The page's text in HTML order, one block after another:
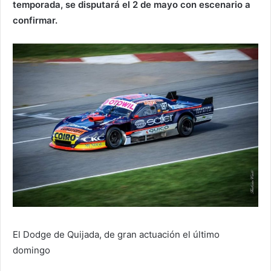
temporada, se disputará el 2 de mayo con escenario a
confirmar.
El Dodge de Quijada, de gran actuación el último
domingo